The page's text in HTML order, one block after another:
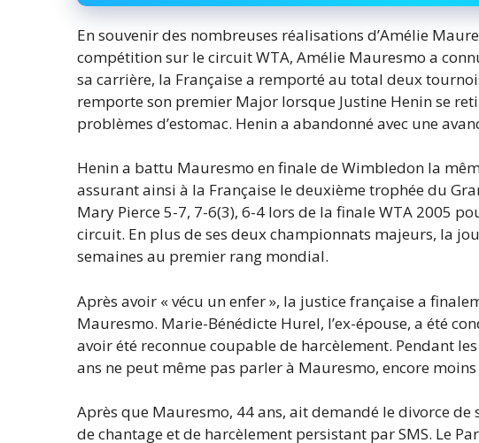
En souvenir des nombreuses réalisations d’Amélie
compétition sur le circuit WTA, Amélie Mauresmo a
sa carrière, la Française a remporté au total deux
remporte son premier Major lorsque Justine Henin se
problèmes d’estomac. Henin a abandonné avec une
Henin a battu Mauresmo en finale de Wimbledon la
assurant ainsi à la Française le deuxième trophée du
Mary Pierce 5-7, 7-6(3), 6-4 lors de la finale WTA 2005
circuit. En plus de ses deux championnats majeurs, la
semaines au premier rang mondial.
Après avoir « vécu un enfer », la justice française a
Mauresmo. Marie-Bénédicte Hurel, l’ex-épouse, a été
avoir été reconnue coupable de harcèlement. Pendant
ans ne peut même pas parler à Mauresmo, encore
Après que Mauresmo, 44 ans, ait demandé le divorce de
de chantage et de harcèlement persistant par SMS. Le